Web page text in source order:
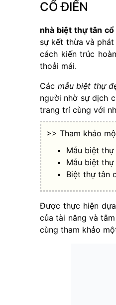
CỔ ĐIỂN
nhà biệt thự tân cổ
sự kết thừa và
cách kiến trúc
thoải mái.
Các mẫu biệt thự
người nhờ sự dịch
trang trí cùng với
>> Tham khảo
Mẫu biệt
Mẫu biệt
Biệt thự tân
Được thực hiện
của tài năng và
cùng tham khảo